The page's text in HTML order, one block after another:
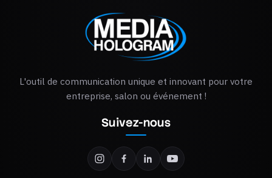
L'outil de communication unique et innovant pour votre
entreprise, salon ou événement !
Suivez-nous